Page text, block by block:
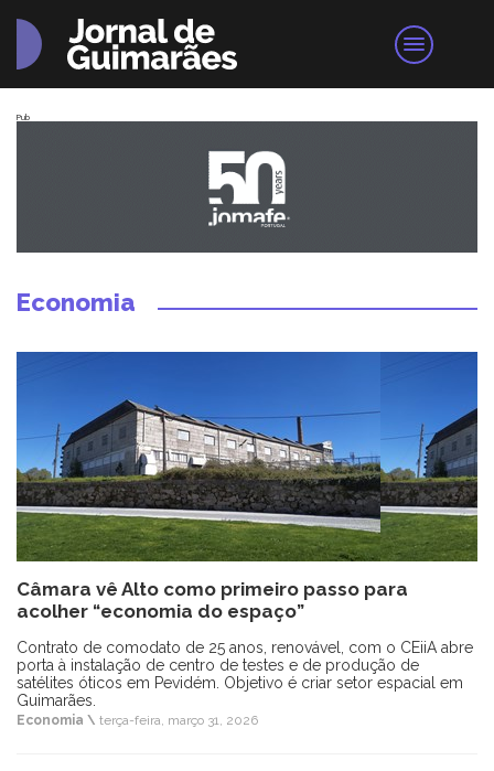
Pub
Economia
Câmara vê Alto como primeiro passo para
acolher “economia do espaço”
Contrato de comodato de 25 anos, renovável, com o CEiiA abre
porta à instalação de centro de testes e de produção de
satélites óticos em Pevidém. Objetivo é criar setor espacial em
Guimarães.
Economia \ terça-feira, março 31, 2026